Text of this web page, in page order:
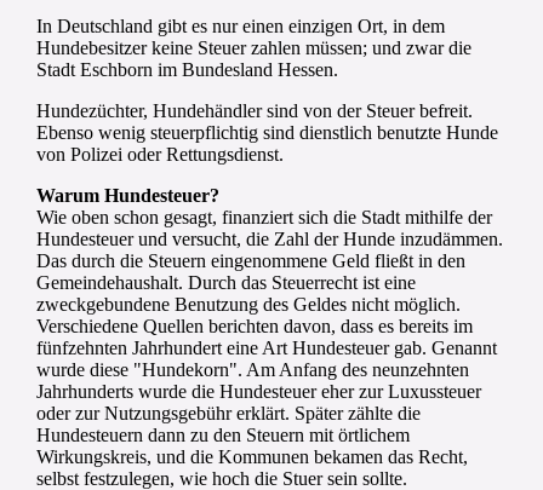
In Deutschland gibt es nur einen einzigen Ort, in dem
Hundebesitzer keine Steuer zahlen müssen; und zwar die
Stadt Eschborn im Bundesland Hessen.
Hundezüchter, Hundehändler sind von der Steuer befreit.
Ebenso wenig steuerpflichtig sind dienstlich benutzte Hunde
von Polizei oder Rettungsdienst.
Warum Hundesteuer?
Wie oben schon gesagt, finanziert sich die Stadt mithilfe der
Hundesteuer und versucht, die Zahl der Hunde inzudämmen.
Das durch die Steuern eingenommene Geld fließt in den
Gemeindehaushalt. Durch das Steuerrecht ist eine
zweckgebundene Benutzung des Geldes nicht möglich.
Verschiedene Quellen berichten davon, dass es bereits im
fünfzehnten Jahrhundert eine Art Hundesteuer gab. Genannt
wurde diese "Hundekorn". Am Anfang des neunzehnten
Jahrhunderts wurde die Hundesteuer eher zur Luxussteuer
oder zur Nutzungsgebühr erklärt. Später zählte die
Hundesteuern dann zu den Steuern mit örtlichem
Wirkungskreis, und die Kommunen bekamen das Recht,
selbst festzulegen, wie hoch die Stuer sein sollte.